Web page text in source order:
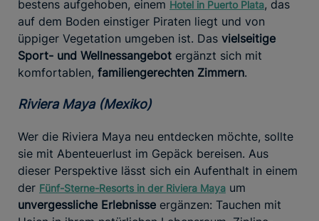
bestens aufgehoben, einem Hotel in Puerto Plata, das
auf dem Boden einstiger Piraten liegt und von
üppiger Vegetation umgeben ist. Das vielseitige
Sport- und Wellnessangebot ergänzt sich mit
komfortablen, familiengerechten Zimmern.
Riviera Maya (Mexiko)
Wer die Riviera Maya neu entdecken möchte, sollte
sie mit Abenteuerlust im Gepäck bereisen. Aus
dieser Perspektive lässt sich ein Aufenthalt in einem
der Fünf-Sterne-Resorts in der Riviera Maya um
unvergessliche Erlebnisse ergänzen: Tauchen mit